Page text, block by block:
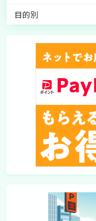
目的別